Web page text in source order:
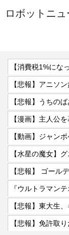
ロボットニュ
【悲報】アニソ
【悲報】うちの
【漫画】主人公
【水星の魔女】
【悲報】 ゴール
『ウルトラマン
【悲報】東大生
【悲報】免許取